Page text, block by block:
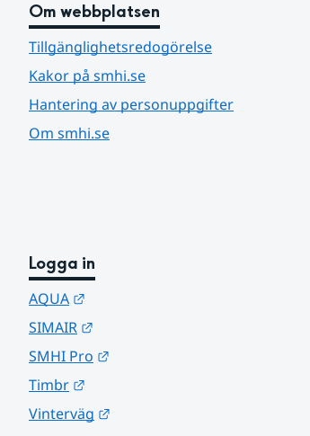
Om webbplatsen
Tillgänglighetsredogörelse
Kakor på smhi.se
Hantering av personuppgifter
Om smhi.se
Logga in
AQUA
SIMAIR
SMHI Pro
Timbr
Vinterväg